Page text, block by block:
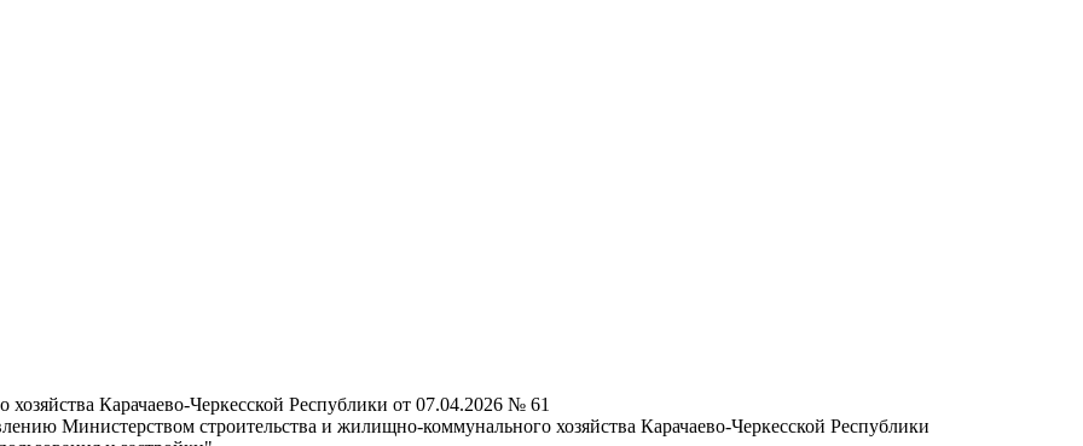
Карачаево-Черкесской Республики от 07.04.2026 № 61
Министерством строительства и жилищно-коммунального хозяйства Карачаево-Черкесской Республики